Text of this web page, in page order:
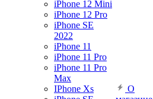
iPhone 12 Mini
iPhone 12 Pro
iPhone SE
2022
iPhone 11
iPhone 11 Pro
iPhone 11 Pro
Max
IPhone Xs
О